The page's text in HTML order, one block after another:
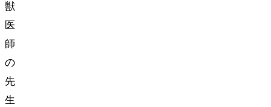
獣
医
師
の
先
生